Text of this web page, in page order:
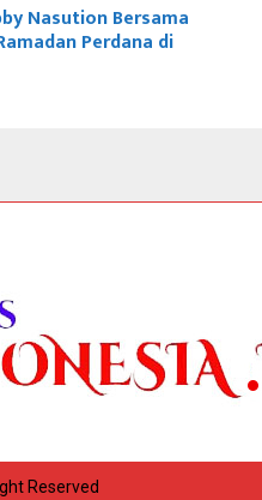
Nasution Bersama
Perdana di
Reserved